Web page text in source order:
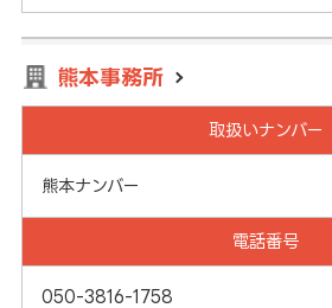
熊本事務所
取扱いナンバー
熊本ナンバー
電話番号
050-3816-1758